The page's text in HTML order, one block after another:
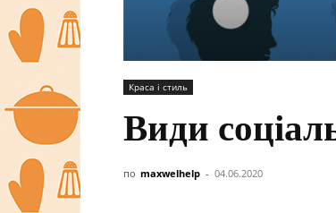
Краса і стиль
Види
по maxwelhelp - 04.06.2020